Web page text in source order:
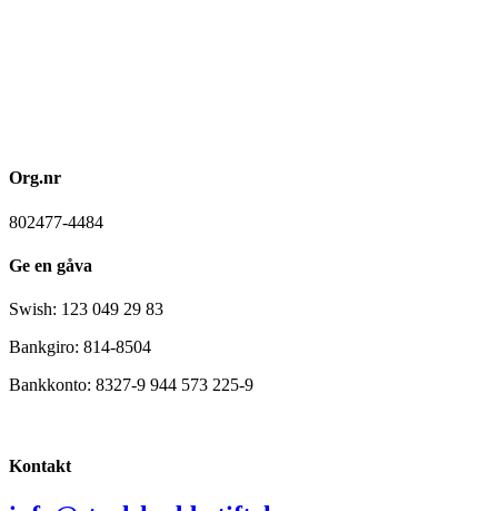
Org.nr
802477-4484
Ge en gåva
Swish: 123 049 29 83
Bankgiro: 814-8504
Bankkonto: 8327-9 944 573 225-9
Kontakt